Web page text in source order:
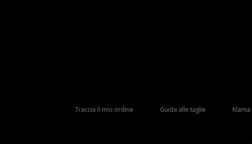
Traccia il mio ordine Guida alle taglie Klarna